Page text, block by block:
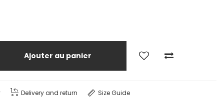
Ajouter au panier
Delivery and return Size Guide